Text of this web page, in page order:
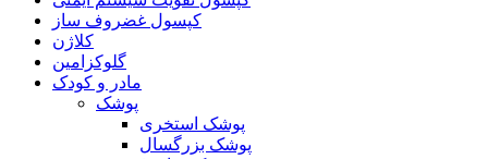
کپسول غضروف ساز
کلاژن
گلوکزامین
مادر و کودک
پوشک
پوشک استخری
پوشک بزرگسال